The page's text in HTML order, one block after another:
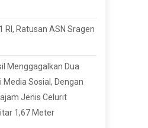
RI, Ratusan ASN Sragen
Menggagalkan Dua
Sosial, Dengan
Jenis Celurit
1,67 Meter